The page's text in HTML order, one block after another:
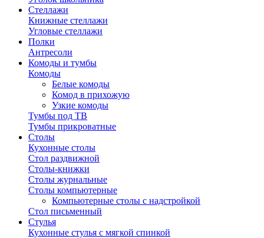
Стеллажи
Книжные стеллажи
Угловые стеллажи
Полки
Антресоли
Комоды и тумбы
Комоды
Белые комоды
Комод в прихожую
Узкие комоды
Тумбы под ТВ
Тумбы прикроватные
Столы
Кухонные столы
Стол раздвижной
Столы-книжки
Столы журнальные
Столы компьютерные
Компьютерные столы с надстройкой
Стол письменный
Стулья
Кухонные стулья с мягкой спинкой